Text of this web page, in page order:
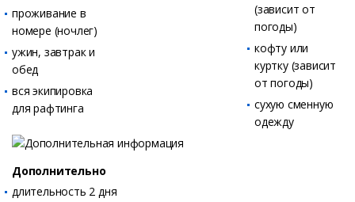
проживание в
номере (ночлег)
ужин, завтрак и
обед
вся экипировка
для рафтинга
(зависит от
погоды)
кофту или
куртку (зависит
от погоды)
сухую сменную
одежду
Дополнительно
длительность 2 дня